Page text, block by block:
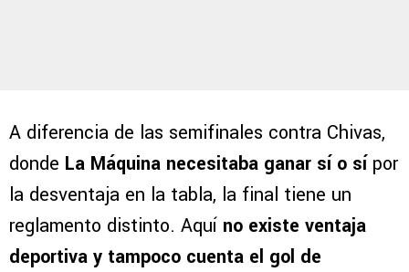
A diferencia de las semifinales contra Chivas,
donde La Máquina necesitaba ganar sí o sípor
la desventaja en la tabla, la final tiene un
reglamento distinto. Aquí no existe ventaja
deportiva y tampoco cuenta el gol de